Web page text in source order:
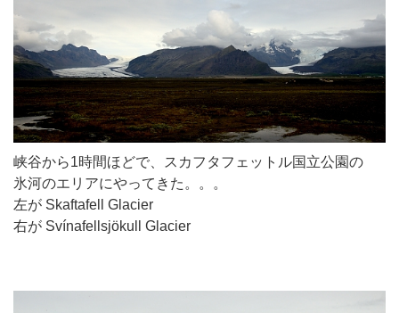
峡谷から1時間ほどで、スカフタフェットル国立公園の
氷河のエリアにやってきた。。。
左が Skaftafell Glacier
右が Svínafellsjökull Glacier